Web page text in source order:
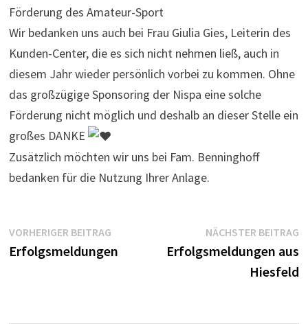
Förderung des Amateur-Sport
Wir bedanken uns auch bei Frau Giulia Gies, Leiterin des
Kunden-Center, die es sich nicht nehmen ließ, auch in
diesem Jahr wieder persönlich vorbei zu kommen. Ohne
das großzügige Sponsoring der Nispa eine solche
Förderung nicht möglich und deshalb an dieser Stelle ein
großes DANKE
Zusätzlich möchten wir uns bei Fam. Benninghoff
bedanken für die Nutzung Ihrer Anlage.
Beitragsnavigation
VORHERIGER BEITRAGVorheriger
Beitrag:
Erfolgsmeldungen
NÄCHSTER BEITRAG
Erfolgsmeldungen aus
Hiesfeld